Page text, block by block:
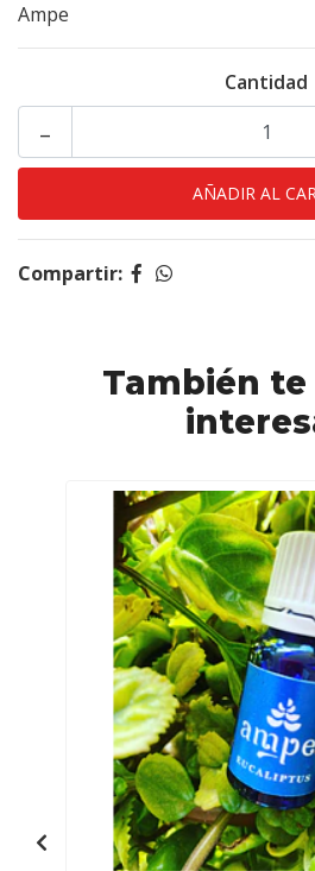
Ampe
Cantidad
-
Compartir:
También